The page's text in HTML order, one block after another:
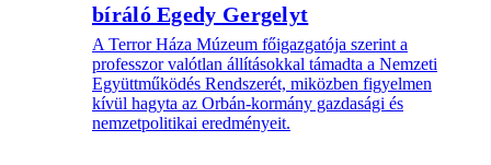
bíráló Egedy Gergelyt
A Terror Háza Múzeum főigazgatója szerint a
professzor valótlan állításokkal támadta a Nemzeti
Együttműködés Rendszerét, miközben figyelmen
kívül hagyta az Orbán-kormány gazdasági és
nemzetpolitikai eredményeit.